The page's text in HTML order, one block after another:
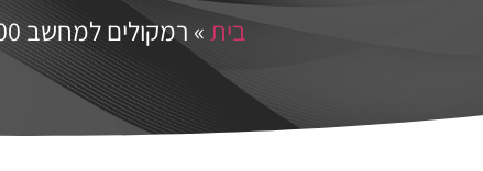
בית» רמקולים למחשב Logitech Z200 לוגיטק